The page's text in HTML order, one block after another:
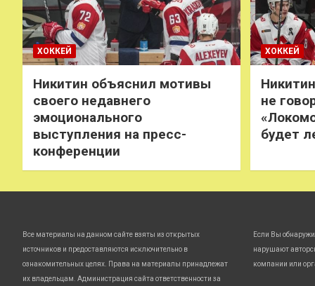
ХОККЕЙ
Никитин объяснил мотивы
своего недавнего
эмоционального
выступления на пресс-
конференции
ХОККЕЙ
не
будет
Все материалы на данном сайте взяты из открытых
источников и предоставляются исключительно в
ознакомительных целях. Права на материалы принадлежат
их владельцам. Администрация сайта ответственности за
Если Вы
нарушают
компании или